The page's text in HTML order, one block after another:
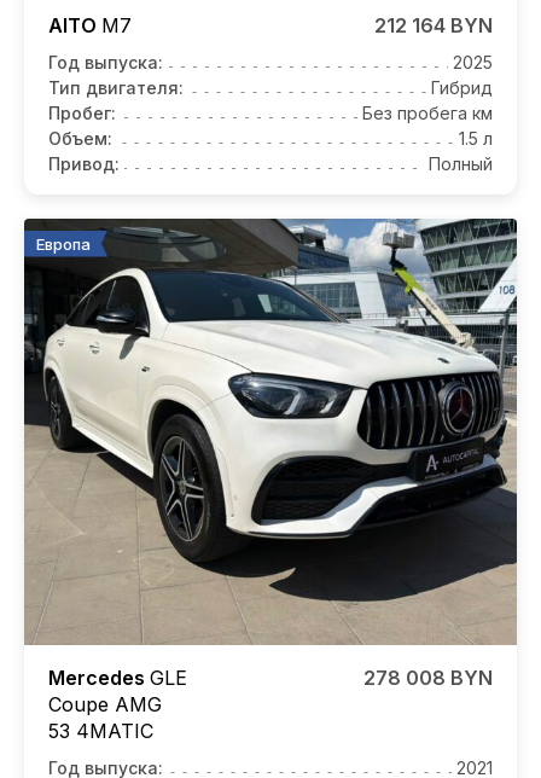
AITO M7 212 164 BYN
Год выпуска:
2025
Тип двигателя:
Гибрид
Пробег:
Без пробега км
Объем:
1.5 л
Привод:
Полный
Европа
Mercedes GLE
Coupe AMG
53 4MATIC
278 008 BYN
Год выпуска: 2021